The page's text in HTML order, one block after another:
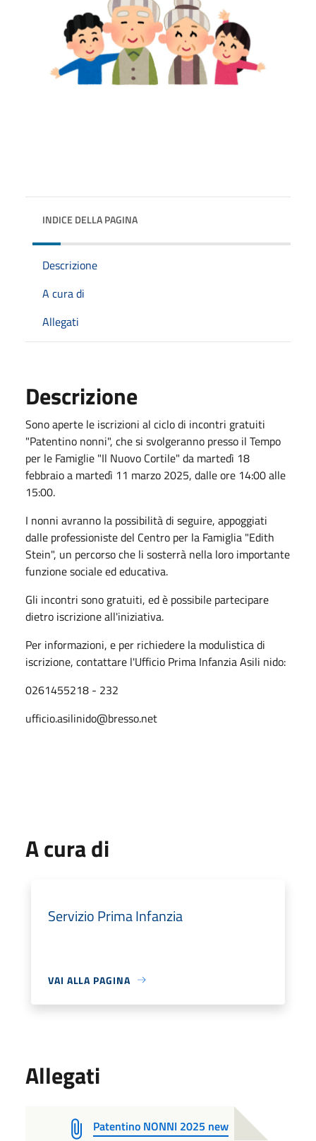
INDICE DELLA PAGINA
Descrizione
A cura di
Allegati
Descrizione
Sono aperte le iscrizioni al ciclo di incontri gratuiti
"Patentino nonni", che si svolgeranno presso il Tempo
per le Famiglie "Il Nuovo Cortile" da martedì 18
febbraio a martedì 11 marzo 2025, dalle ore 14:00 alle
15:00.
I nonni avranno la possibilità di seguire, appoggiati
dalle professioniste del Centro per la Famiglia "Edith
Stein", un percorso che li sosterrà nella loro importante
funzione sociale ed educativa.
Gli incontri sono gratuiti, ed è possibile partecipare
dietro iscrizione all'iniziativa.
Per informazioni, e per richiedere la modulistica di
iscrizione, contattare l'Ufficio Prima Infanzia Asili nido:
0261455218 - 232
ufficio.asilinido@bresso.net
A cura di
Servizio Prima Infanzia
VAI ALLA PAGINA
Allegati
Patentino NONNI 2025 new